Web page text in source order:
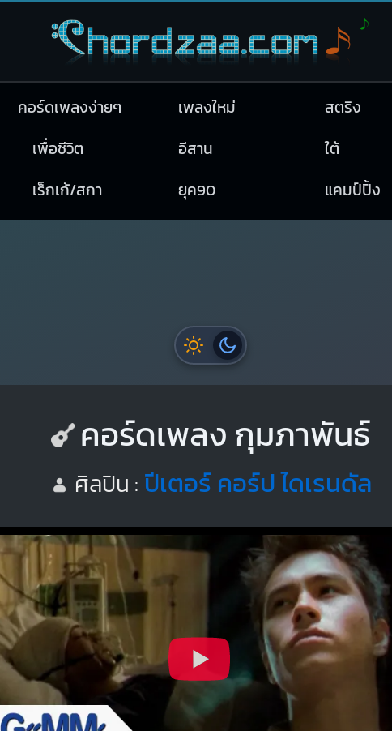
คอร์ดเพลงง่ายๆ เพลงใหม่ สตริง
เพื่อชีวิต อีสาน ใต้
เร็กเก้/สกา ยุค90 แคมป์ปิ้ง
คอร์ดเพลง กุมภาพันธ์
ศิลปิน : ปีเตอร์ คอร์ป ไดเรนดัล